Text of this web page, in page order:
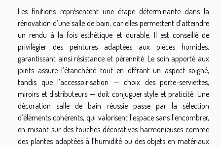
Les finitions représentent une étape déterminante dans la
rénovation d’une salle de bain, car elles permettent d’atteindre
un rendu à la fois esthétique et durable. Il est conseillé de
privilégier des peintures adaptées aux pièces humides,
garantissant ainsi résistance et pérennité. Le soin apporté aux
joints assure l’étanchéité tout en offrant un aspect soigné,
tandis que l’accessoirisation — choix des porte-serviettes,
miroirs et distributeurs — doit conjuguer style et praticité. Une
décoration salle de bain réussie passe par la sélection
d’éléments cohérents, qui valorisent l’espace sans l’encombrer,
en misant sur des touches décoratives harmonieuses comme
des plantes adaptées à l’humidité ou des objets en matériaux